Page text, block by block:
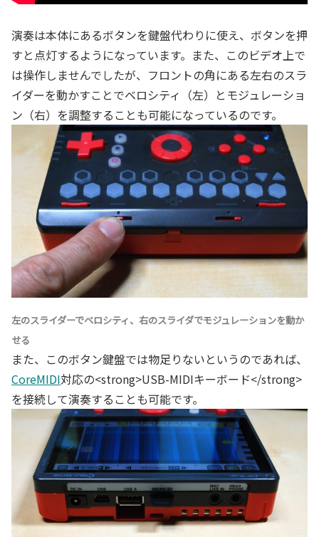
演奏は本体にあるボタンを鍵盤代わりに使え、ボタンを押
すと点灯するようになっています。また、このビデオ上で
は操作しませんでしたが、フロントの角にある左右のスラ
イダーを動かすことでベロシティ（左）とモジュレーショ
ン（右）を調整することも可能になっているのです。
左のスライダーでベロシティ、右のスライダでモジュレーションを動か
せる
また、このボタン鍵盤では物足りないというのであれば、
CoreMIDI対応の<strong>USB-MIDIキーボード</strong>
を接続して演奏することも可能です。